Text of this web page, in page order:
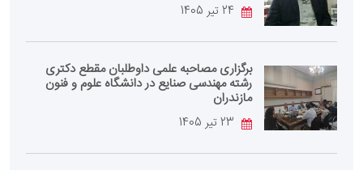
برگزاری مصاحبه علمی داوطلبان مقطع دکتری
رشته مهندسی صنایع در دانشگاه علوم و فنون
مازندران